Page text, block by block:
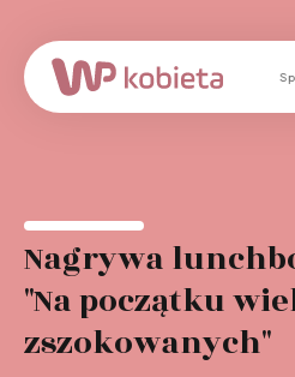
Sponsor:
Nagrywa
"Na początku
zszokowanych"